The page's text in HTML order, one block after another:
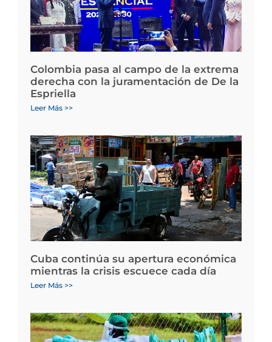
Colombia pasa al campo de la extrema
derecha con la juramentación de De la
Espriella
Leer Más >>
Cuba continúa su apertura económica
mientras la crisis escuece cada día
Leer Más >>